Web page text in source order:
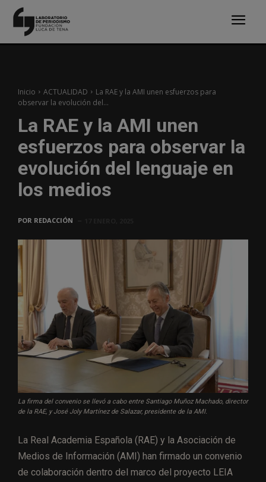
Inicio ACTUALIDAD
La RAE y la AMI unen esfuerzos para
observar la evolución del...
La RAE y la AMI unen
esfuerzos para observar la
evolución del lenguaje en
los medios
POR REDACCIÓN
La firma del convenio se llevó a cabo entre Santiago Muñoz Machado, director
de la RAE, y José Joly Martínez de Salazar, presidente de la AMI.
La Real Academia Española (RAE) y la Asociación de
Medios de Información (AMI) han firmado un convenio
de colaboración dentro del marco del proyecto LEIA